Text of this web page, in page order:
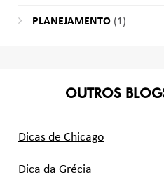
PLANEJAMENTO(1)
OUTROS
Dicas de Chicago
Dica da Grécia